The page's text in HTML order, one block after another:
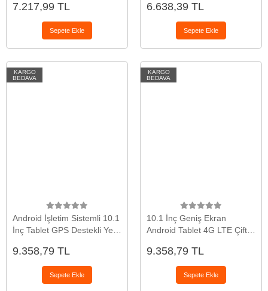
Günlük Kullanıma Uygun
7.217,99 TL
Sepete Ekle
6.638,39 TL
Sepete Ekle
KARGO
BEDAVA
Android İşletim Sistemli 10.1
İnç Tablet GPS Destekli Yeni
9.358,79 TL
Sepete Ekle
KARGO
BEDAVA
10.1 İnç Geniş Ekran
Android Tablet 4G LTE Çift
9.358,79 TL
Sepete Ekle